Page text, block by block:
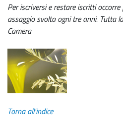
Per iscriversi e restare iscritti
assaggio svolta ogni tre anni. Tutta
Camera
Torna all'indice